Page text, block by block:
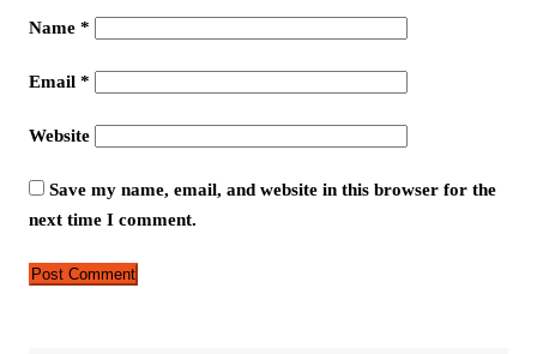
Name *
Email *
Website
Save my name, email, and website in this browser for the
next time I comment.